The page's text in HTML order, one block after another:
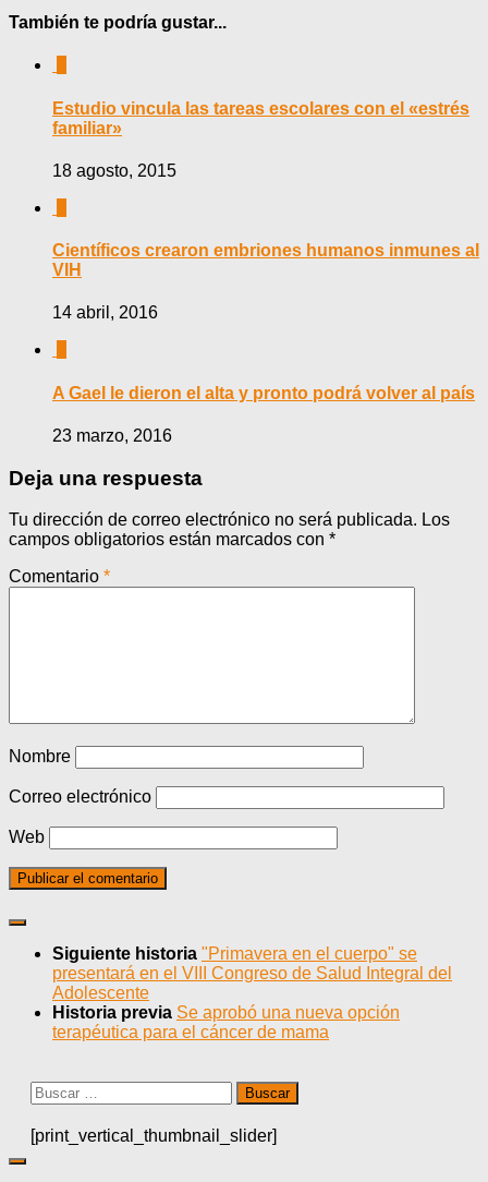
También te podría gustar...
Estudio vincula las tareas escolares con el «estrés
familiar»
18 agosto, 2015
Científicos crearon embriones humanos inmunes al
VIH
14 abril, 2016
A Gael le dieron el alta y pronto podrá volver al país
23 marzo, 2016
Deja una respuesta
Tu dirección de correo electrónico no será publicada. Los
campos obligatorios están marcados con *
Comentario *
Nombre
Correo electrónico
Web
Siguiente historia "Primavera en el cuerpo" se
presentará en el VIII Congreso de Salud Integral del
Adolescente
Historia previa Se aprobó una nueva opción
terapéutica para el cáncer de mama
Buscar:
[print_vertical_thumbnail_slider]